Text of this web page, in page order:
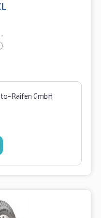
Raifen GmbH